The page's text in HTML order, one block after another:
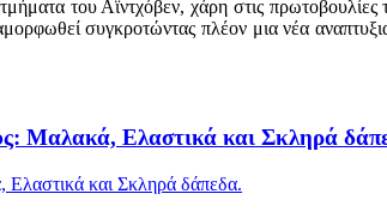
του Αϊντχόβεν, χάρη στις
συγκροτώντας πλέον μια νέα
Μαλακά, Ελαστικά και Σκληρά